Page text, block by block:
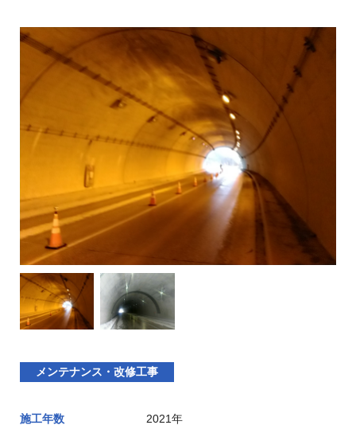
メンテナンス・改修工事
施工年数 2021年